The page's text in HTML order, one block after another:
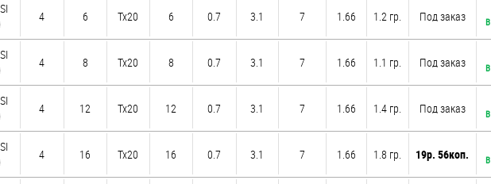
4 6 Tx20 6 0.7 3.1 7 1.66 1.2 гр. Под заказ
4 8 Tx20 8 0.7 3.1 7 1.66 1.1 гр. Под заказ
4 12 Tx20 12 0.7 3.1 7 1.66 1.4 гр. Под заказ
4 16 Tx20 16 0.7 3.1 7 1.66 1.8 гр. 19р. 56коп.